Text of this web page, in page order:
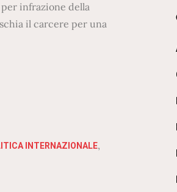
infrazione della
il carcere per una
INTERNAZIONALE